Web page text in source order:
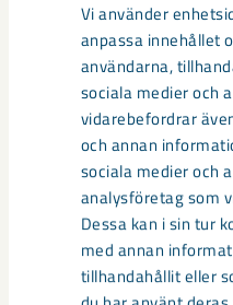
Vi använder
anpassa innehållet
användarna,
sociala medier och
vidarebefordrar
och annan
sociala medier och
analysföretag som
Dessa kan i sin tur
med annan
tillhandahållit eller
Sibirien-
centrum
Under sommaren 2026
gamla Kiruna centrum på
– bland annat ...